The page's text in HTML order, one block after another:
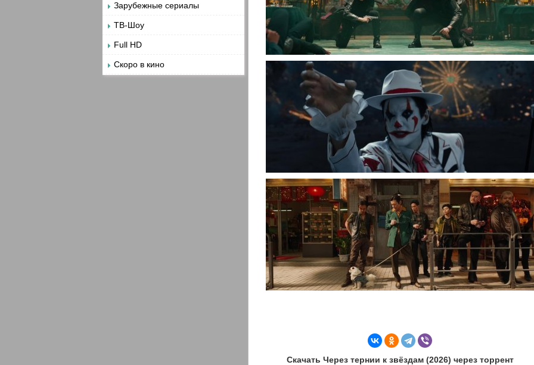
Зарубежные сериалы
ТВ-Шоу
Full HD
Скоро в кино
Скачать Через тернии к звёздам (2026) через торрент